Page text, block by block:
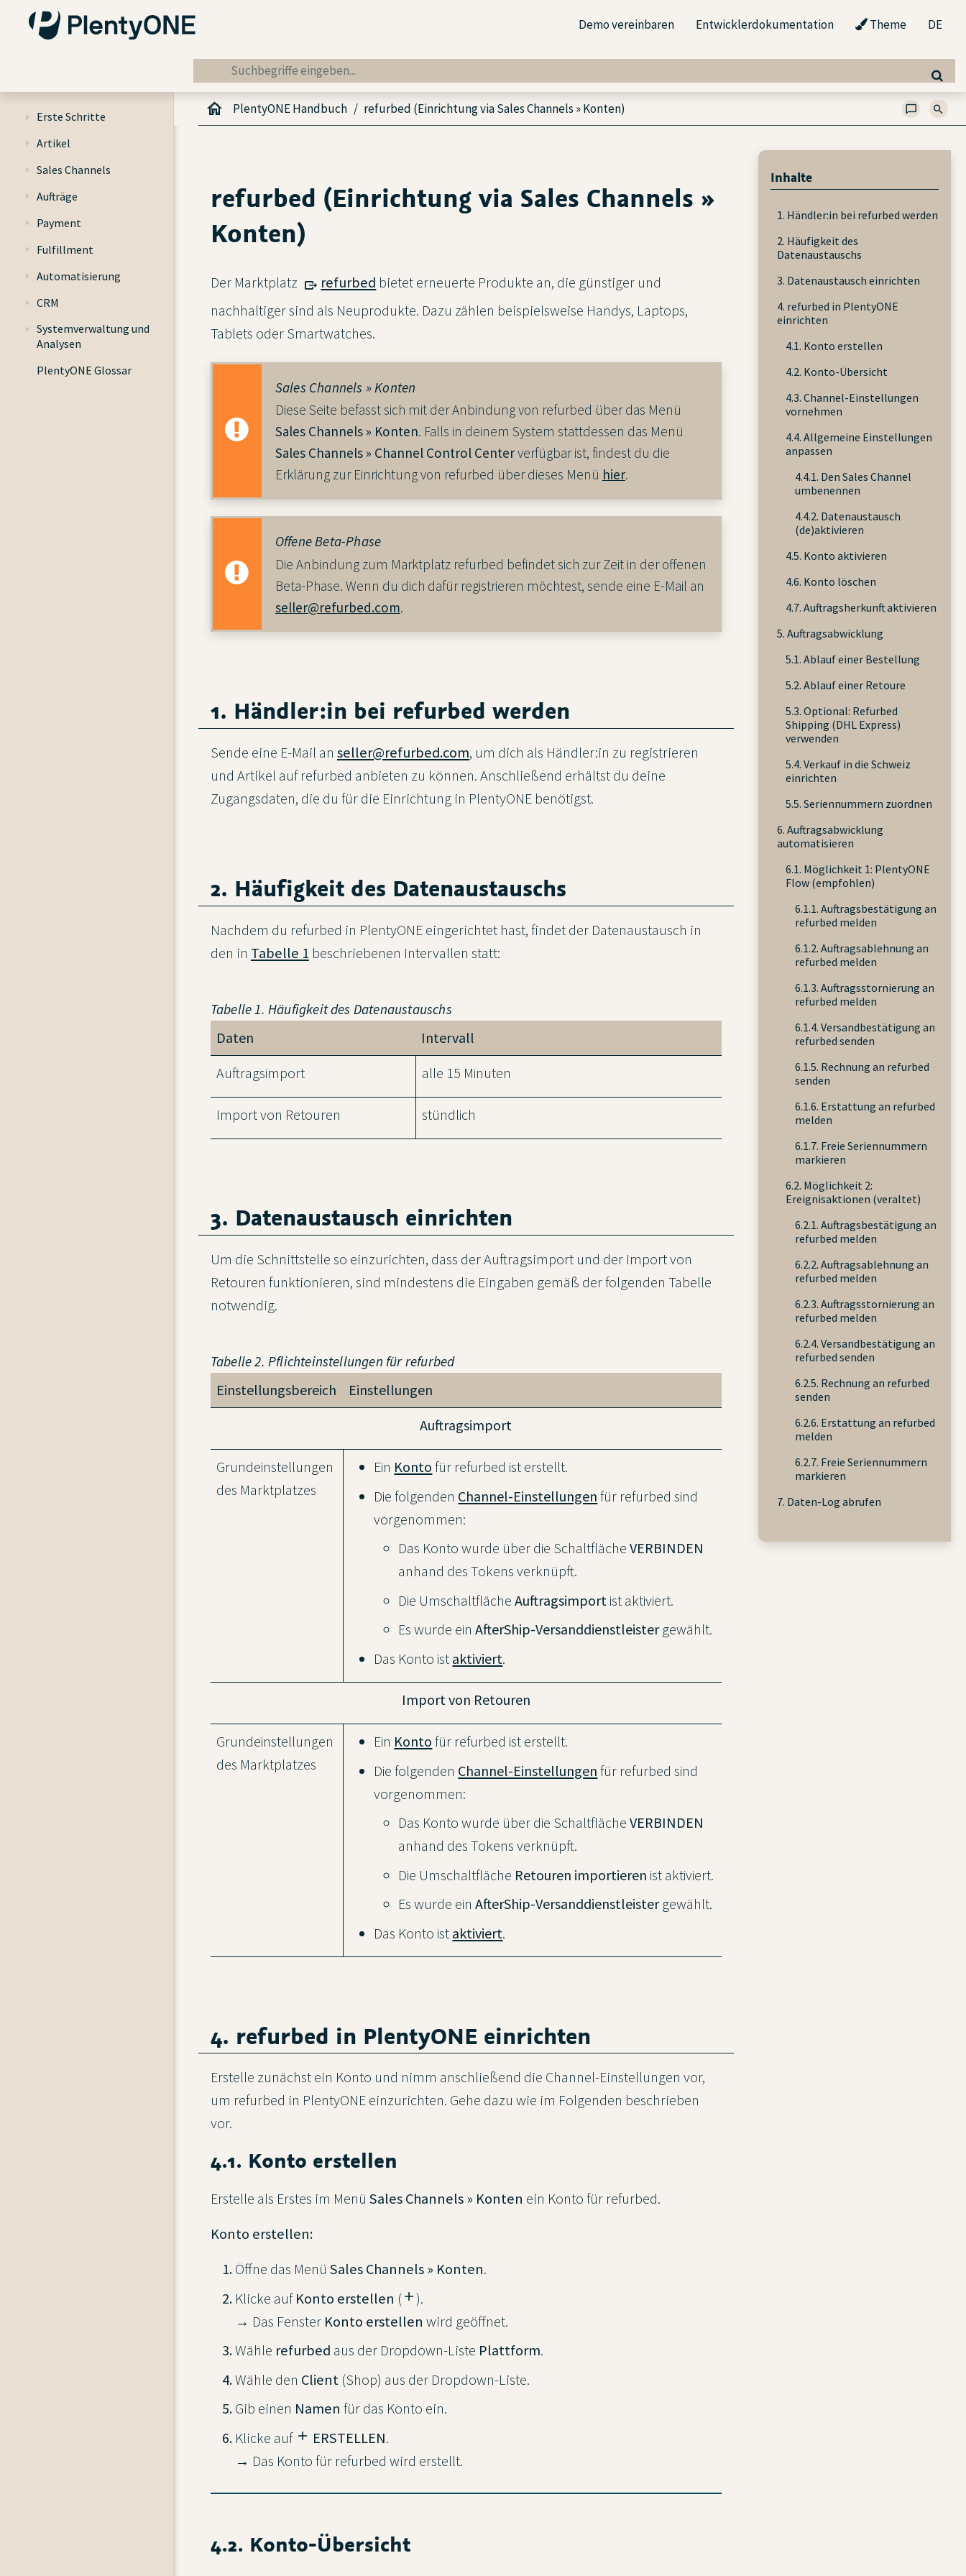
Demo vereinbaren Entwicklerdokumentation Theme DE
Erste Schritte
Artikel
Sales Channels
Aufträge
Payment
Fulfillment
Automatisierung
CRM
Systemverwaltung und
Analysen
PlentyONE Glossar
PlentyONE Handbuch refurbed (Einrichtung via Sales Channels » Konten)
refurbed (Einrichtung via Sales Channels »
Konten)
Der Marktplatz refurbed bietet erneuerte Produkte an, die günstiger und
nachhaltiger sind als Neuprodukte. Dazu zählen beispielsweise Handys, Laptops,
Tablets oder Smartwatches.
Sales Channels » Konten
Diese Seite befasst sich mit der Anbindung von refurbed über das Menü
Sales Channels » Konten. Falls in deinem System stattdessen das Menü
Sales Channels » Channel Control Centerverfügbar ist, findest du die
Erklärung zur Einrichtung von refurbed über dieses Menü hier.
Offene Beta-Phase
Die Anbindung zum Marktplatz refurbed befindet sich zur Zeit in der offenen
Beta-Phase. Wenn du dich dafür registrieren möchtest, sende eine E-Mail an
seller@refurbed.com.
1. Händler:in bei refurbed werden
Sende eine E-Mail an seller@refurbed.com, um dich als Händler:in zu registrieren
und Artikel auf refurbed anbieten zu können. Anschließend erhältst du deine
Zugangsdaten, die du für die Einrichtung in PlentyONE benötigst.
2. Häufigkeit des Datenaustauschs
Nachdem du refurbed in PlentyONE eingerichtet hast, findet der Datenaustausch in
den in Tabelle 1 beschriebenen Intervallen statt:
Tabelle 1. Häufigkeit des Datenaustauschs
Daten
Intervall
Auftragsimport
alle 15 Minuten
Import von Retouren stündlich
3. Datenaustausch einrichten
Um die Schnittstelle so einzurichten, dass der Auftragsimport und der Import von
Retouren funktionieren, sind mindestens die Eingaben gemäß der folgenden Tabelle
notwendig.
Tabelle 2. Pflichteinstellungen für refurbed
Einstellungsbereich
Einstellungen
Auftragsimport
Grundeinstellungen
des Marktplatzes
Ein Konto für refurbed ist erstellt.
Die folgenden Channel-Einstellungen für refurbed sind
vorgenommen:
Das Konto wurde über die SchaltflächeVERBINDEN
anhand des Tokens verknüpft.
Die UmschaltflächeAuftragsimport ist aktiviert.
Es wurde einAfterShip-Versanddienstleistergewählt.
Das Konto ist aktiviert.
Import von Retouren
Grundeinstellungen
des Marktplatzes
Ein Konto für refurbed ist erstellt.
Die folgenden Channel-Einstellungen für refurbed sind
vorgenommen:
Das Konto wurde über die SchaltflächeVERBINDEN
anhand des Tokens verknüpft.
Die Umschaltfläche Retouren importieren ist aktiviert.
Es wurde einAfterShip-Versanddienstleistergewählt.
Das Konto ist aktiviert.
4. refurbed in PlentyONE einrichten
Erstelle zunächst ein Konto und nimm anschließend die Channel-Einstellungen vor,
um refurbed in PlentyONE einzurichten. Gehe dazu wie im Folgenden beschrieben
vor.
4.1. Konto erstellen
Erstelle als Erstes im Menü Sales Channels » Konten ein Konto für refurbed.
Konto erstellen:
Öffne das Menü Sales Channels » Konten.
Klicke aufKonto erstellen (add ).
→ Das Fenster Konto erstellen wird geöffnet.
Wähle refurbed aus der Dropdown-Liste Plattform.
Wähle den Client(Shop) aus der Dropdown-Liste.
Gib einen Namen für das Konto ein.
Klicke auf add ERSTELLEN.
→ Das Konto für refurbed wird erstellt.
4.2. Konto-Übersicht
Inhalte
1. Händler:in bei refurbed werden
2. Häufigkeit des
Datenaustauschs
3. Datenaustausch einrichten
4. refurbed in PlentyONE
einrichten
4.1. Konto erstellen
4.2. Konto-Übersicht
4.3. Channel-Einstellungen
vornehmen
4.4. Allgemeine Einstellungen
anpassen
4.4.1. Den Sales Channel
umbenennen
4.4.2. Datenaustausch
(de)aktivieren
4.5. Konto aktivieren
4.6. Konto löschen
4.7. Auftragsherkunft aktivieren
5. Auftragsabwicklung
5.1. Ablauf einer Bestellung
5.2. Ablauf einer Retoure
5.3. Optional: Refurbed
Shipping (DHL Express)
verwenden
5.4. Verkauf in die Schweiz
einrichten
5.5. Seriennummern zuordnen
6. Auftragsabwicklung
automatisieren
6.1. Möglichkeit 1: PlentyONE
Flow (empfohlen)
6.1.1. Auftragsbestätigung an
refurbed melden
6.1.2. Auftragsablehnung an
refurbed melden
6.1.3. Auftragsstornierung an
refurbed melden
6.1.4. Versandbestätigung an
refurbed senden
6.1.5. Rechnung an refurbed
senden
6.1.6. Erstattung an refurbed
melden
6.1.7. Freie Seriennummern
markieren
6.2. Möglichkeit 2:
Ereignisaktionen (veraltet)
6.2.1. Auftragsbestätigung an
refurbed melden
6.2.2. Auftragsablehnung an
refurbed melden
6.2.3. Auftragsstornierung an
refurbed melden
6.2.4. Versandbestätigung an
refurbed senden
6.2.5. Rechnung an refurbed
senden
6.2.6. Erstattung an refurbed
melden
6.2.7. Freie Seriennummern
markieren
7. Daten-Log abrufen